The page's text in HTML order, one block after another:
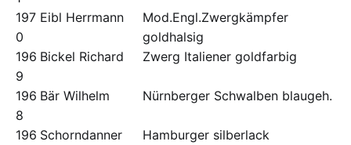
197
0
Eibl Herrmann
Mod.Engl.Zwergkämpfer
goldhalsig
196
9
Bickel Richard Zwerg Italiener goldfarbig
196
8
Bär Wilhelm Nürnberger Schwalben blaugeh.
196 Schorndanner
Hamburger silberlack